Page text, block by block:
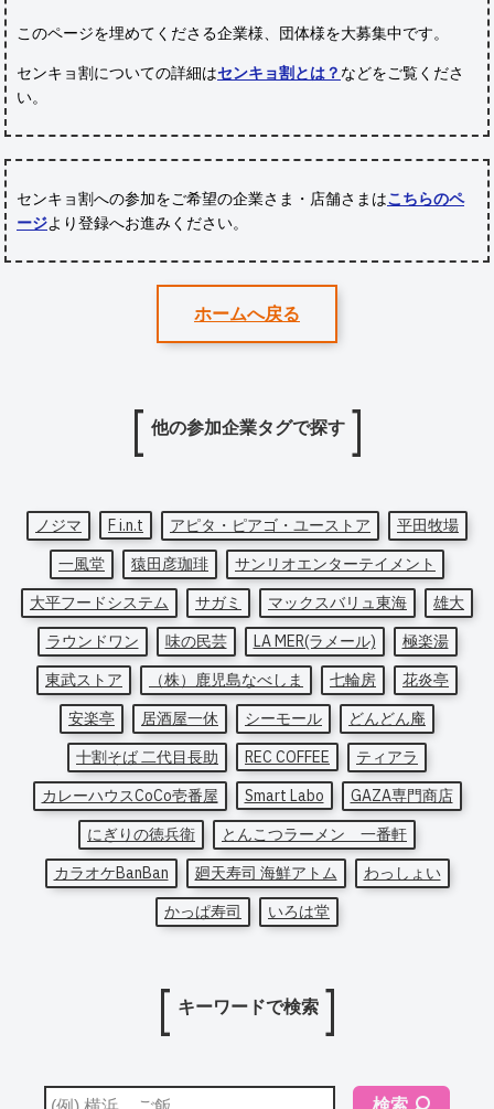
このページを埋めてくださる企業様、団体様を大募集中です。
センキョ割についての詳細はセンキョ割とは？ などをご覧くださ
い。
センキョ割への参加をご希望の企業さま・店舗さまはこちらのペ
ージより登録へお進みください。
ホームへ戻る
他の参加企業タグで探す
ノジマ F i.n.t アピタ・ピアゴ・ユーストア
平田牧場
一風堂
猿田彦珈琲
サンリオエンターテイメント
大平フードシステム
サガミ マックスバリュ東海
雄大
ラウンドワン
味の民芸 LA MER(ラメール)
極楽湯
東武ストア
（株）鹿児島なべしま 七輪房
花炎亭
安楽亭
居酒屋一休 シーモール
どんどん庵
十割そば 二代目長助
REC COFFEE
ティアラ
カレーハウスCoCo壱番屋
Smart Labo
GAZA専門商店
にぎりの徳兵衛
とんこつラーメン 一番軒
カラオケBanBan
廻天寿司 海鮮アトム
わっしょい
かっぱ寿司
いろは堂
キーワードで検索